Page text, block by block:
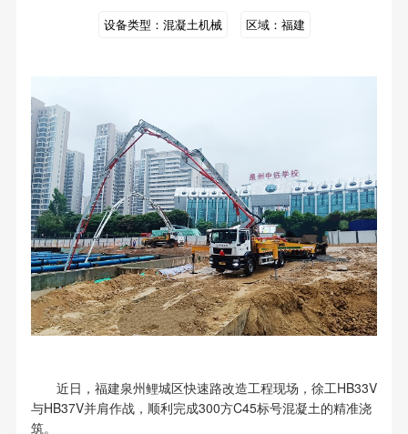
设备类型： 混凝土机械 区域： 福建
近日，福建泉州鲤城区快速路改造工程现场，徐工HB33V
与HB37V并肩作战，顺利完成300方C45标号混凝土的精准浇
筑。